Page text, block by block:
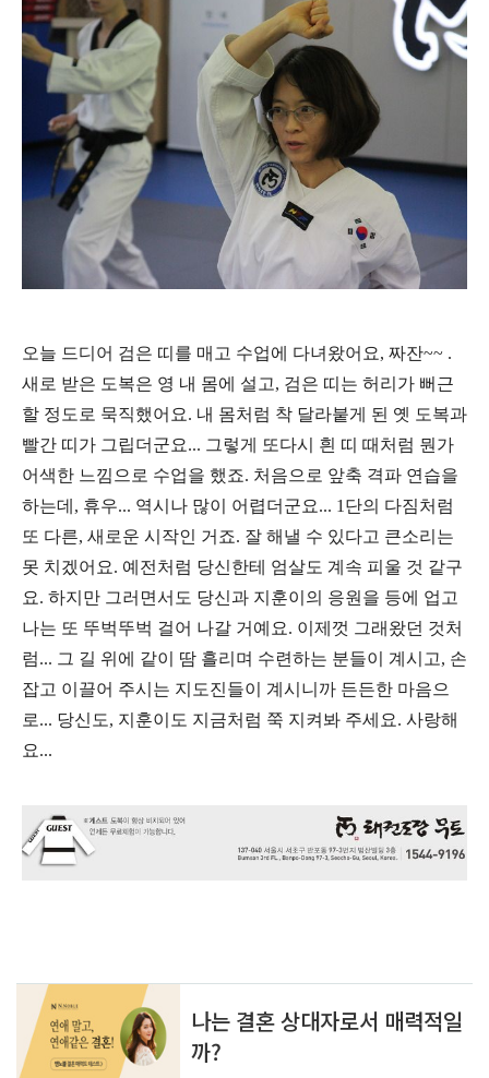
오늘 드디어 검은 띠를 매고 수업에 다녀왔어요, 짜잔~~ .
새로 받은 도복은 영 내 몸에 설고, 검은 띠는 허리가 뻐근
할 정도로 묵직했어요. 내 몸처럼 착 달라붙게 된 옛 도복과
빨간 띠가 그립더군요... 그렇게 또다시 흰 띠 때처럼 뭔가
어색한 느낌으로 수업을 했죠. 처음으로 앞축 격파 연습을
하는데, 휴우... 역시나 많이 어렵더군요... 1단의 다짐처럼
또 다른, 새로운 시작인 거죠. 잘 해낼 수 있다고 큰소리는
못 치겠어요. 예전처럼 당신한테 엄살도 계속 피울 것 같구
요. 하지만 그러면서도 당신과 지훈이의 응원을 등에 업고
나는 또 뚜벅뚜벅 걸어 나갈 거예요. 이제껏 그래왔던 것처
럼... 그 길 위에 같이 땀 흘리며 수련하는 분들이 계시고, 손
잡고 이끌어 주시는 지도진들이 계시니까 든든한 마음으
로... 당신도, 지훈이도 지금처럼 쭉 지켜봐 주세요. 사랑해
요...